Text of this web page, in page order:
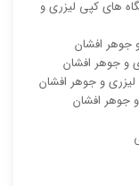
های کپی لیزری و
جوهر افشان
و جوهر افشان
لیزری و جوهر افشان
جوهر افشان